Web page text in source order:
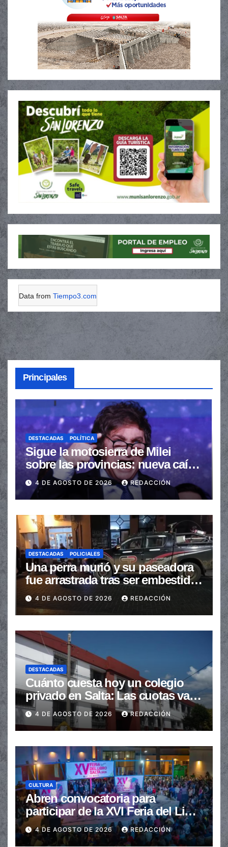
Data from Tiempo3.com
Principales
DESTACADAS POLÍTICA
Sigue la motosierra de Milei
sobre las provincias: nueva caída
de las transferencias no
automáticas
4 DE AGOSTO DE 2026 REDACCIÓN
DESTACADAS POLICIALES
Una perra murió y su paseadora
fue arrastrada tras ser embestidas
en la senda peatonal
4 DE AGOSTO DE 2026 REDACCIÓN
DESTACADAS
Cuánto cuesta hoy un colegio
privado en Salta: Las cuotas van
de $110.000 a más de $600.000
4 DE AGOSTO DE 2026 REDACCIÓN
CULTURA
Abren convocatoria para
participar de la XVI Feria del Libro
de Salta
4 DE AGOSTO DE 2026 REDACCIÓN